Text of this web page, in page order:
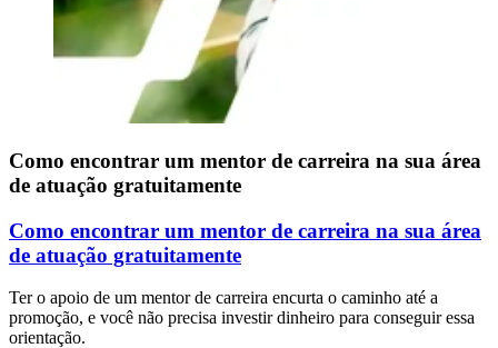
Como encontrar um mentor de carreira na sua área
de atuação gratuitamente
Como encontrar um mentor de carreira na sua área
de atuação gratuitamente
Ter o apoio de um mentor de carreira encurta o caminho até a
promoção, e você não precisa investir dinheiro para conseguir essa
orientação.